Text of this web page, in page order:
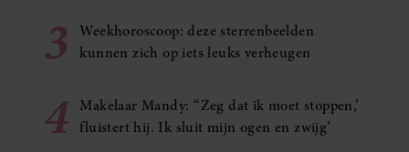
3
Weekhoroscoop: deze sterrenbeelden
kunnen zich op iets leuks verheugen
4
Makelaar Mandy: ‘‘Zeg dat ik moet stoppen,’
fluistert hij. Ik sluit mijn ogen en zwijg’